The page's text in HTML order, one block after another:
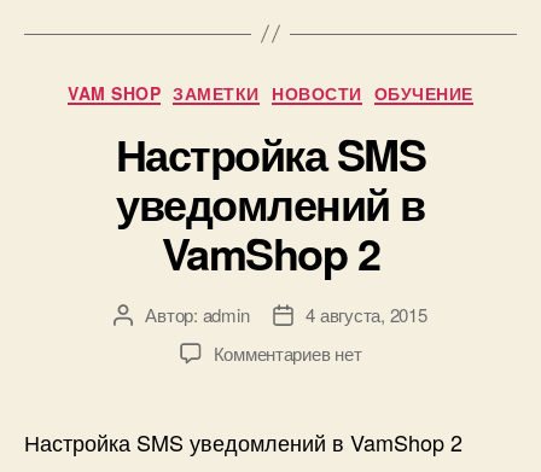
Рубрики
VAM SHOP ЗАМЕТКИ НОВОСТИ ОБУЧЕНИЕ
Настройка SMS
уведомлений в
VamShop 2
АвторАвтор: admin
Дата4 августа, 2015
Комментариевк
SMS
уведомлений
нет
Настройка SMS уведомлений в VamShop 2